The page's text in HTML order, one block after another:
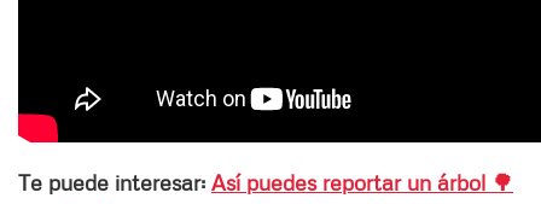
Te puede interesar: Así puedes reportar un árbol 🌳